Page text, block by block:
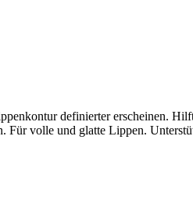
definierter erscheinen.
volle und glatte Lippen.